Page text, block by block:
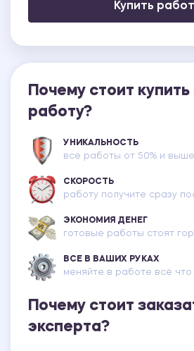
Купить
Почему стоит
работу?
УНИКАЛЬНОСТЬ
все работы от 50% и выше
СКОРОСТЬ
работу получите сразу
ЭКОНОМИЯ ДЕНЕГ
готовые работы стоят
ВСЕ В ВАШИХ РУКАХ
меняйте в работе всё
Почему стоит
эксперта?